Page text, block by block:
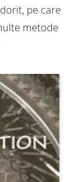
pe care
metode